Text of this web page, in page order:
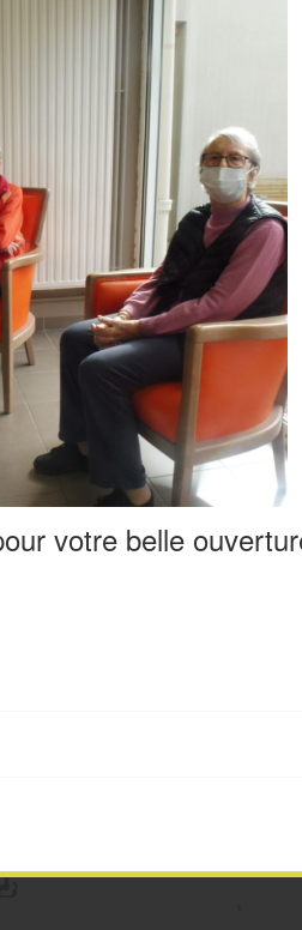
votre belle